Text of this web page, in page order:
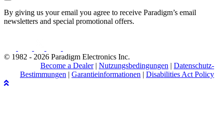
By giving us your email you agree to receive Paradigm’s email
newsletters and special promotional offers.
© 1982 - 2026 Paradigm Electronics Inc.
Become a Dealer| Nutzungsbedingungen | Datenschutz-
Bestimmungen | Garantieinformationen | Disabilities Act Policy